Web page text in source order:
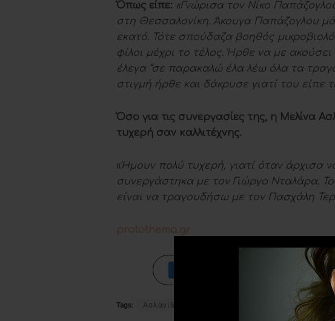
Όπως είπε: «Γνώρισα τον Νίκο
στη Θεσσαλονίκη. Άκουγα Παπάζογλου
εκατό. Τότε σπούδαζα βοηθός
φίλοι μέχρι το τέλος. Ήρθε να με
έλεγα “σε παρακαλώ έλα λέω όλα τα
στιγμή ήρθε και δάκρυσε γιατί του είπε
Όσο για τις συνεργασίες της, η Μελίνα
τυχερή σαν καλλιτέχνης.
«Ήμουν πολύ τυχερή, γιατί όταν άρχισα
συνεργάστηκα με τον Γιώργο Νταλάρα.
είναι να τραγουδήσω με τον Πασχάλη
Tags: Ασλανίδου